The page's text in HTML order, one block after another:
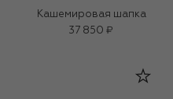
Кашемировая шапка
37 850 ₽